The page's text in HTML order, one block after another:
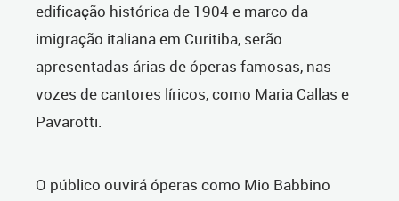
edificação histórica de 1904 e marco da
imigração italiana em Curitiba, serão
apresentadas árias de óperas famosas, nas
vozes de cantores líricos, como Maria Callas e
Pavarotti.
O público ouvirá óperas como Mio Babbino